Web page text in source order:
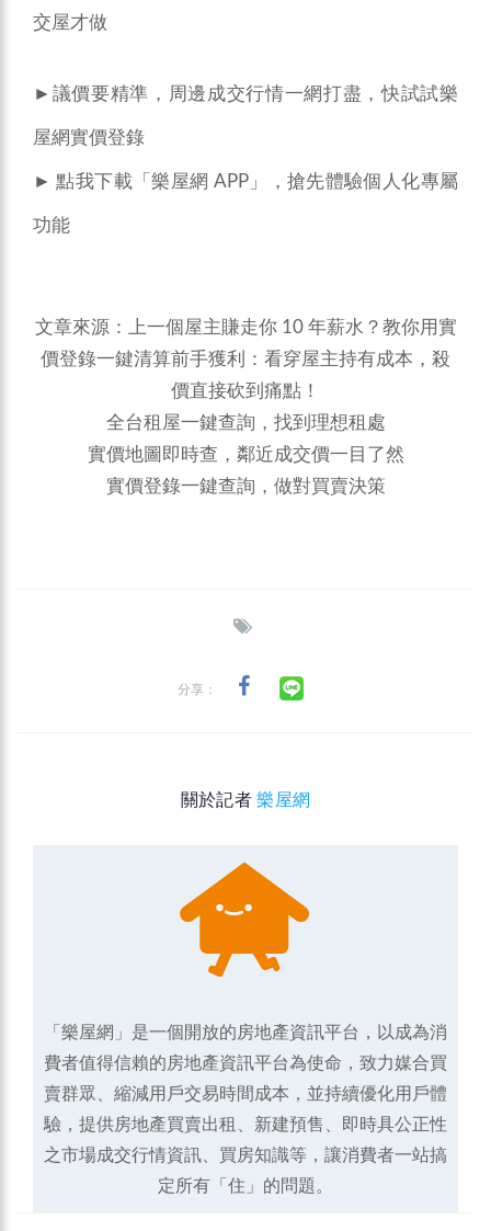
交屋才做
►議價要精準，周邊成交行情一網打盡，快試試樂
屋網實價登錄
► 點我下載「樂屋網 APP」，搶先體驗個人化專屬
功能
文章來源：
上一個屋主賺走你 10 年薪水？教你用實
價登錄一鍵清算前手獲利：看穿屋主持有成本，殺
價直接砍到痛點！
全台租屋一鍵查詢，找到理想租處
實價地圖即時查，鄰近成交價一目了然
實價登錄一鍵查詢，做對買賣決策
分享：
關於記者樂屋網
「樂屋網」是一個開放的房地產資訊平台，以成為消
費者值得信賴的房地產資訊平台為使命，致力媒合買
賣群眾、縮減用戶交易時間成本，並持續優化用戶體
驗，提供房地產買賣出租、新建預售、即時具公正性
之市場成交行情資訊、買房知識等，讓消費者一站搞
定所有「住」的問題。